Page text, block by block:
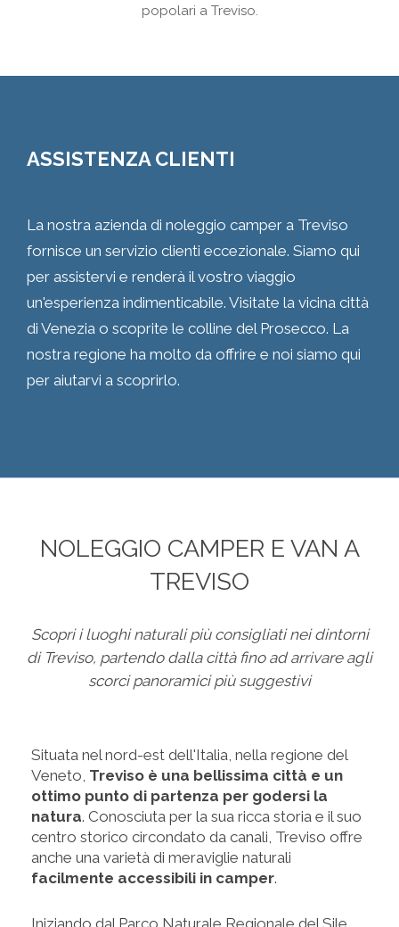
popolari a Treviso.
ASSISTENZA CLIENTI
La nostra azienda di noleggio camper a Treviso
fornisce un servizio clienti eccezionale. Siamo qui
per assistervi e renderà il vostro viaggio
un'esperienza indimenticabile. Visitate la vicina città
di Venezia o scoprite le colline del Prosecco. La
nostra regione ha molto da offrire e noi siamo qui
per aiutarvi a scoprirlo.
NOLEGGIO CAMPER E VAN A
TREVISO
Scopri i luoghi naturali più consigliati nei dintorni
di Treviso, partendo dalla città fino ad arrivare agli
scorci panoramici più suggestivi
Situata nel nord-est dell'Italia, nella regione del
Veneto, Treviso è una bellissima città e un
ottimo punto di partenza per godersi la
natura. Conosciuta per la sua ricca storia e il suo
centro storico circondato da canali, Treviso offre
anche una varietà di meraviglie naturali
facilmente accessibili in camper.